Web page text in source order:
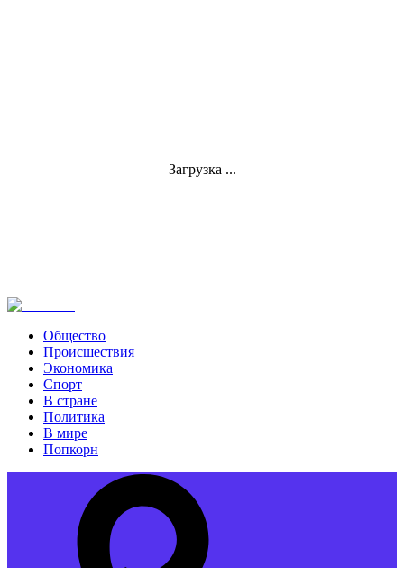
Загрузка ...
Общество
Происшествия
Экономика
Спорт
В стране
Политика
В мире
Попкорн